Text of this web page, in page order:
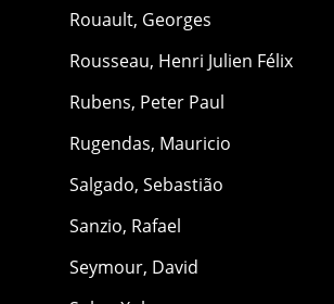
Rouault, Georges
Rousseau, Henri Julien Félix
Rubens, Peter Paul
Rugendas, Mauricio
Salgado, Sebastião
Sanzio, Rafael
Seymour, David